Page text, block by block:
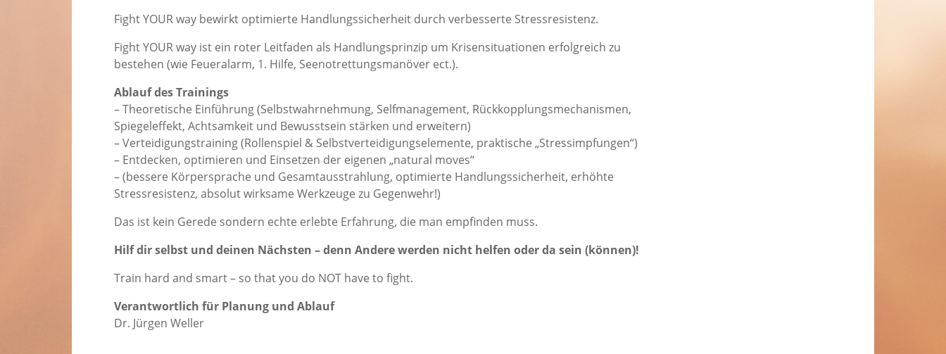
Fight YOUR way bewirkt optimierte Handlungssicherheit durch verbesserte Stressresistenz.
Fight YOUR way ist ein roter Leitfaden als Handlungsprinzip um Krisensituationen erfolgreich zu
bestehen (wie Feueralarm, 1. Hilfe, Seenotrettungsmanöver ect.).
Ablauf des Trainings
– Theoretische Einführung (Selbstwahrnehmung, Selfmanagement, Rückkopplungsmechanismen,
Spiegeleffekt, Achtsamkeit und Bewusstsein stärken und erweitern)
– Verteidigungstraining (Rollenspiel & Selbstverteidigungselemente, praktische „Stressimpfungen“)
– Entdecken, optimieren und Einsetzen der eigenen „natural moves“
– (bessere Körpersprache und Gesamtausstrahlung, optimierte Handlungssicherheit, erhöhte
Stressresistenz, absolut wirksame Werkzeuge zu Gegenwehr!)
Das ist kein Gerede sondern echte erlebte Erfahrung, die man empfinden muss.
Hilf dir selbst und deinen Nächsten – denn Andere werden nicht helfen oder da sein (können)!
Train hard and smart – so that you do NOT have to fight.
Verantwortlich für Planung und Ablauf
Dr. Jürgen Weller